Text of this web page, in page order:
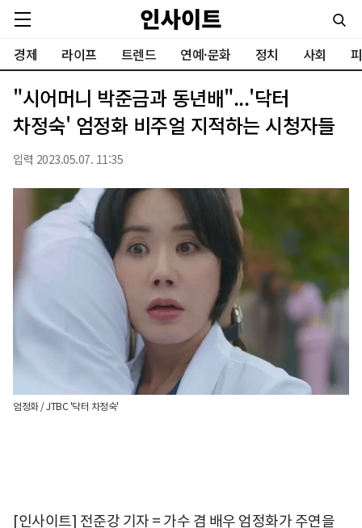
경제 라이프 트렌드 연예·문화 정치 사회
"시어머니 박준금과 동년배"...'닥터
차정숙' 엄정화 비주얼 지적하는 시청자들
입력 2023.05.07. 11:35
엄정화 / JTBC '닥터 차정숙'
[인사이트] 전준강 기자 = 가수 겸 배우 엄정화가 주연을